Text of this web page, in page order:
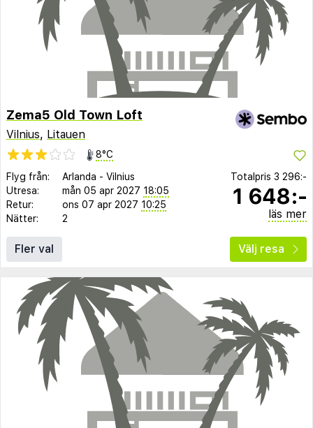
Zema5 Old Town Loft
Vilnius, Litauen
8°C
Flyg från:
Arlanda - Vilnius
Utresa:
mån 05 apr 2027 18:05
Retur:
ons 07 apr 2027 10:25
Nätter:
2
Totalpris 3 296:-
1 648:-
läs mer
Fler val Välj resa